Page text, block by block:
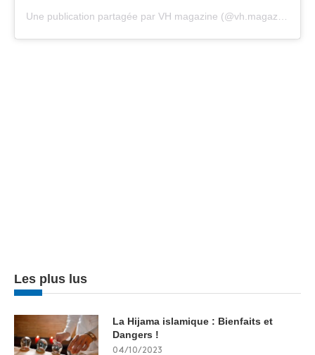
Les plus lus
La Hijama islamique : Bienfaits et
Dangers !
04/10/2023